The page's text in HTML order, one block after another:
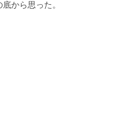
から思った。